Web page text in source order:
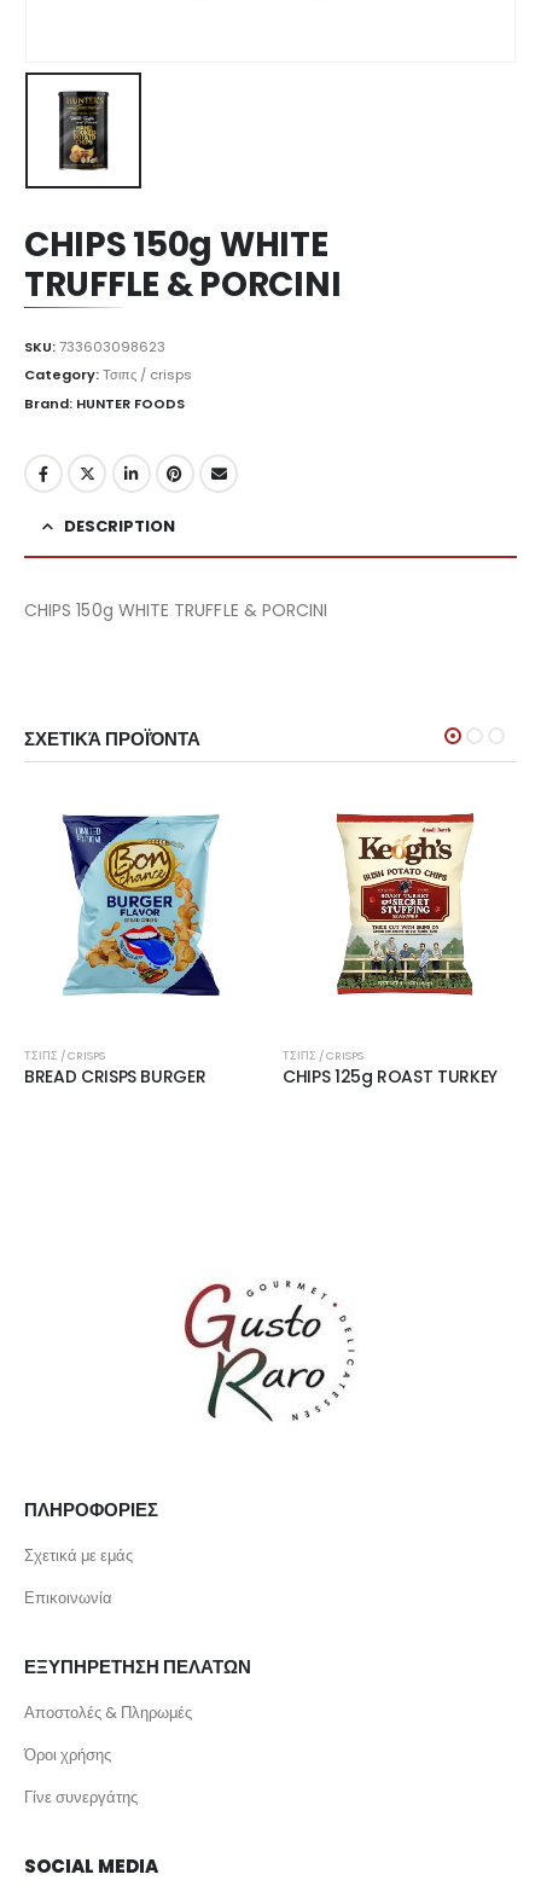
CHIPS 150g WHITE
TRUFFLE & PORCINI
SKU:733603098623
Category:Τσιπς / crisps
Brand: HUNTER FOODS
DESCRIPTION
CHIPS 150g WHITE TRUFFLE & PORCINI
ΣΧΕΤΙΚΆ ΠΡΟΪΌΝΤΑ
ΤΣΙΠΣ / CRISPS
BREAD CRISPS BURGER
ΤΣΙΠΣ / CRISPS
CHIPS 125g ROAST TURKEY
ΠΛΗΡΟΦΟΡΙΕΣ
Σχετικά με εμάς
Επικοινωνία
ΕΞΥΠΗΡΕΤΗΣΗ ΠΕΛΑΤΩΝ
Αποστολές & Πληρωμές
Όροι χρήσης
Γίνε συνεργάτης
SOCIAL MEDIA